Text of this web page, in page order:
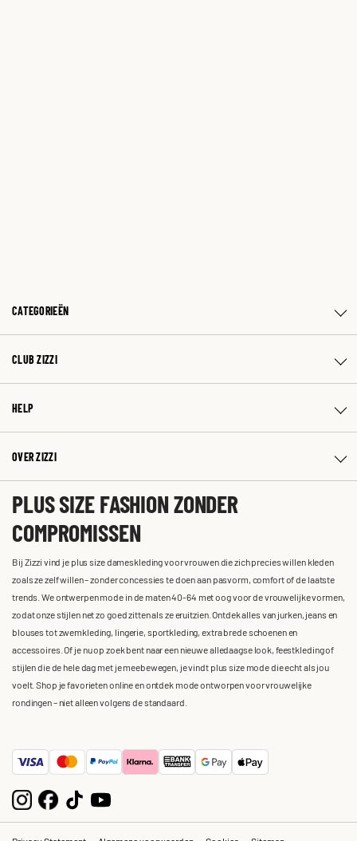
CATEGORIEËN
CLUB ZIZZI
HELP
OVER ZIZZI
PLUS SIZE FASHION ZONDER
COMPROMISSEN
Bij Zizzi vind je plus size dameskleding voor vrouwen die zich precies willen kleden
zoals ze zelf willen – zonder concessies te doen aan pasvorm, comfort of de laatste
trends. We ontwerpen mode in de maten 40-64 met oog voor de vrouwelijke vormen,
zodat onze stijlen net zo goed zitten als ze eruitzien. Ontdek alles van jurken, jeans en
blouses tot zwemkleding, lingerie, sportkleding, extra brede schoenen en
accessoires. Of je nu op zoek bent naar een nieuwe alledaagse look, feestkleding of
stijlen die de hele dag met je meebewegen, je vindt plus size mode die echt als jou
voelt. Shop je favorieten online en ontdek mode ontworpen voor vrouwelijke
rondingen – niet alleen volgens de standaard.